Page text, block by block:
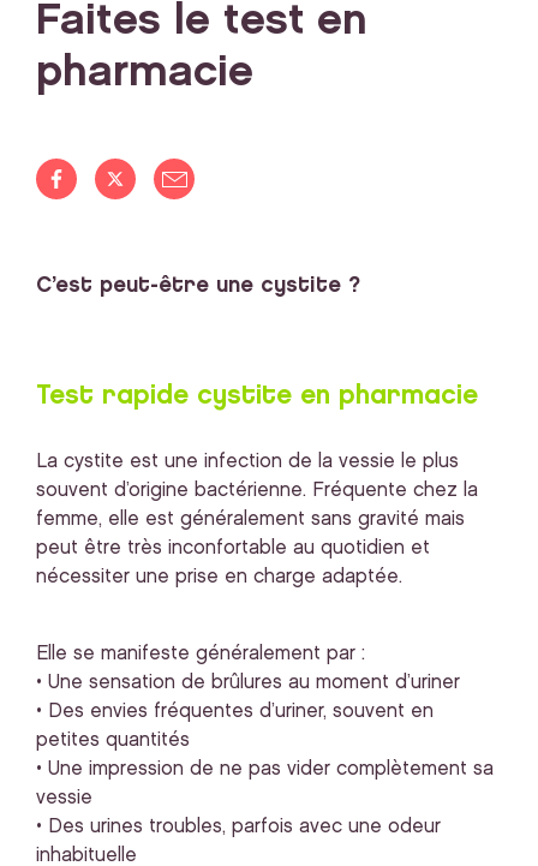
Faites le test en
pharmacie
C’est peut-être une cystite ?
Test rapide cystite en pharmacie
La cystite est une infection de la vessie le plus
souvent d’origine bactérienne. Fréquente chez la
femme, elle est généralement sans gravité mais
peut être très inconfortable au quotidien et
nécessiter une prise en charge adaptée.
Elle se manifeste généralement par :
• Une sensation de brûlures au moment d’uriner
• Des envies fréquentes d’uriner, souvent en
petites quantités
• Une impression de ne pas vider complètement sa
vessie
• Des urines troubles, parfois avec une odeur
inhabituelle